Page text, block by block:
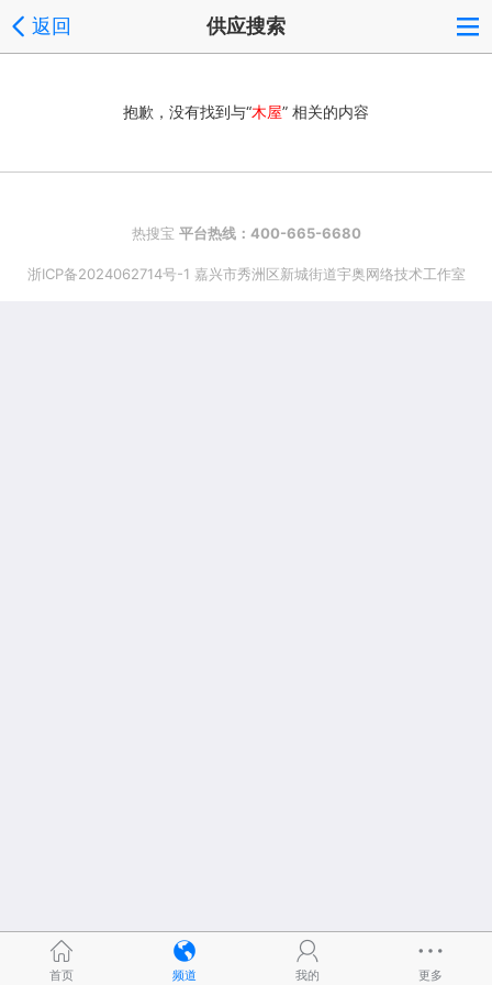
返回 供应搜索
抱歉，没有找到与“木屋” 相关的内容
热搜宝 平台热线：400-665-6680
浙ICP备2024062714号-1 嘉兴市秀洲区新城街道宇奥网络技术工作室
首页 频道 我的 更多